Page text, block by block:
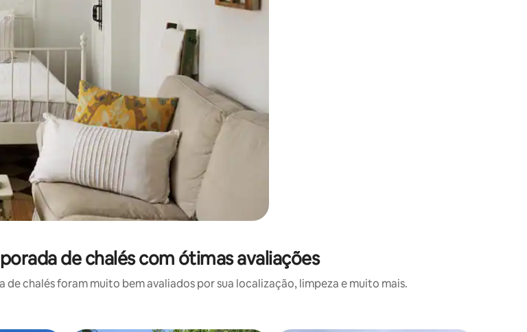
de chalés com ótimas avaliações
chalés foram muito bem avaliados por sua localização, limpeza e muito mais.